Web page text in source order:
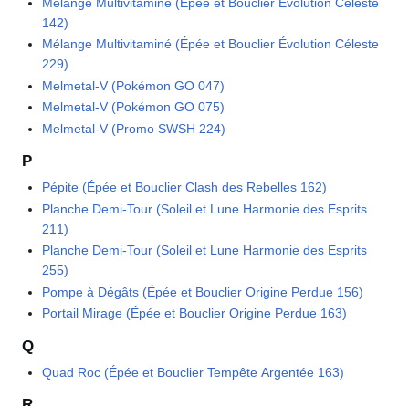
142)
Mélange Multivitaminé (Épée et Bouclier Évolution Céleste
229)
Melmetal-V (Pokémon GO 047)
Melmetal-V (Pokémon GO 075)
Melmetal-V (Promo SWSH 224)
P
Pépite (Épée et Bouclier Clash des Rebelles 162)
Planche Demi-Tour (Soleil et Lune Harmonie des Esprits
211)
Planche Demi-Tour (Soleil et Lune Harmonie des Esprits
255)
Pompe à Dégâts (Épée et Bouclier Origine Perdue 156)
Portail Mirage (Épée et Bouclier Origine Perdue 163)
Q
Quad Roc (Épée et Bouclier Tempête Argentée 163)